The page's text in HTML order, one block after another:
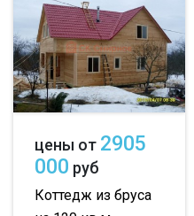
цены от 2905
000 руб
Коттедж из бруса